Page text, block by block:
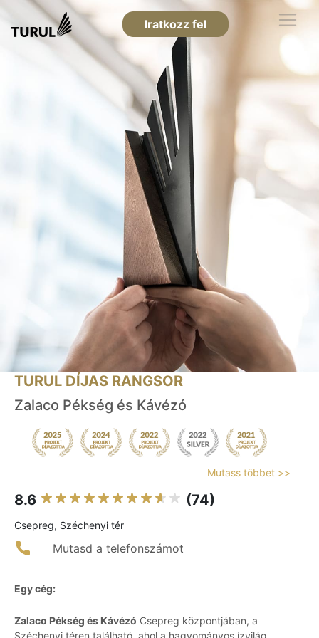
Iratkozz fel
TURUL DÍJAS RANGSOR
Zalaco Pékség és Kávézó
Mutass többet >>
8.6 (74)
Csepreg, Széchenyi tér
Mutasd a telefonszámot
Egy cég:
Zalaco Pékség és Kávézó Csepreg központjában, a
Széchenyi téren található, ahol a hagyományos ízvilág